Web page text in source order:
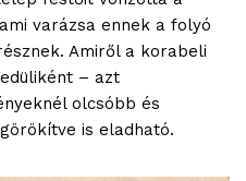
varázsa ennek a folyó
Amiről a korabeli
– azt
olcsóbb és
is eladható.